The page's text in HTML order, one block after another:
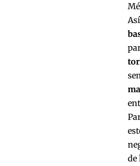
de